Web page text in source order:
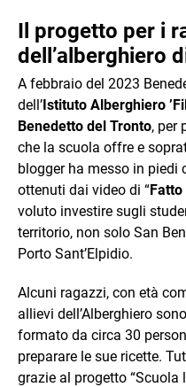
Il progetto per i
dell’alberghiero
A febbraio del 2023
dell’Istituto Alberghiero
Benedetto del Tronto, per
che la scuola offre e
blogger ha messo in piedi
ottenuti dai video di “Fatto
voluto investire sugli
territorio, non solo San
Porto Sant’Elpidio.
Alcuni ragazzi, con età
allievi dell’Alberghiero
formato da circa 30
preparare le sue ricette.
grazie al progetto “Scuola